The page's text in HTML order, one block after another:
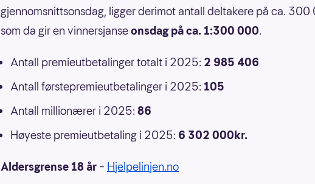
gjennomsnittsonsdag, ligger derimot antall deltakere på ca.
som da gir en vinnersjanseonsdag på ca. 1:300 000.
Antall premieutbetalinger totalt i 2025: 2 985 406
Antall førstepremieutbetalinger i 2025: 105
Antall millionærer i 2025: 86
Høyeste premieutbetaling i 2025: 6 302 000kr.
Aldersgrense 18 år – Hjelpelinjen.no